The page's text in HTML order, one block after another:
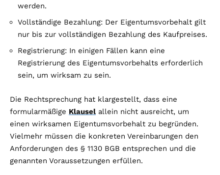
werden.
Vollständige Bezahlung: Der Eigentumsvorbehalt gilt
nur bis zur vollständigen Bezahlung des Kaufpreises.
Registrierung: In einigen Fällen kann eine
Registrierung des Eigentumsvorbehalts erforderlich
sein, um wirksam zu sein.
Die Rechtsprechung hat klargestellt, dass eine
formularmäßige Klausel allein nicht ausreicht, um
einen wirksamen Eigentumsvorbehalt zu begründen.
Vielmehr müssen die konkreten Vereinbarungen den
Anforderungen des § 1130 BGB entsprechen und die
genannten Voraussetzungen erfüllen.